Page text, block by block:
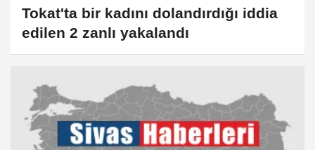
Tokat'ta bir kadını dolandırdığı iddia
edilen 2 zanlı yakalandı